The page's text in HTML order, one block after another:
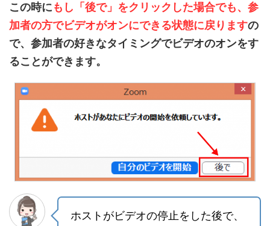
この時にもし「後で」をクリックした場合でも、参
加者の方でビデオがオンにできる状態に戻りますの
で、参加者の好きなタイミングでビデオのオンをす
ることができます。
ホストがビデオの停止をした後で、